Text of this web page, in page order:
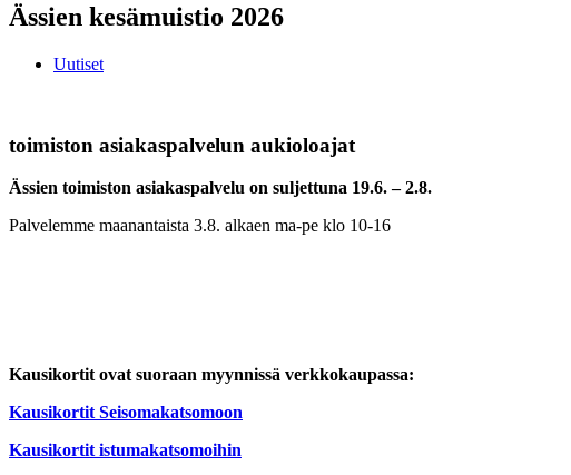
Ässien kesämuistio 2026
Uutiset
toimiston asiakaspalvelun aukioloajat
Ässien toimiston asiakaspalvelu on suljettuna 19.6. – 2.8.
Palvelemme maanantaista 3.8. alkaen ma-pe klo 10-16
Kausikortit ovat suoraan myynnissä verkkokaupassa:
Kausikortit Seisomakatsomoon
Kausikortit istumakatsomoihin